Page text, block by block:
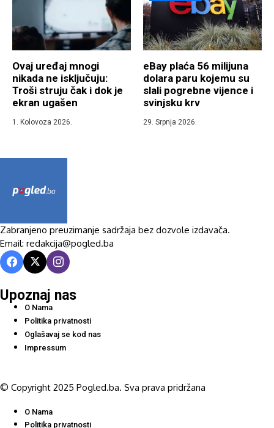
Ovaj uređaj mnogi
nikada ne isključuju:
Troši struju čak i dok je
ekran ugašen
1. Kolovoza 2026.
eBay plaća 56 milijuna
dolara paru kojemu su
slali pogrebne vijence i
svinjsku krv
29. Srpnja 2026.
Zabranjeno preuzimanje sadržaja bez dozvole izdavača.
Email: redakcija@pogled.ba
Upoznaj nas
O Nama
Politika privatnosti
Oglašavaj se kod nas
Impressum
© Copyright 2025 Pogled.ba. Sva prava pridržana
O Nama
Politika privatnosti